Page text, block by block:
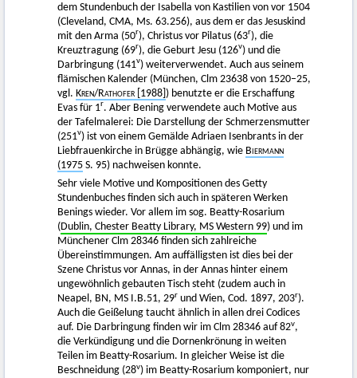
dem Stundenbuch der Isabella von Kastilien von vor 1504
(Cleveland, CMA, Ms. 63.256), aus dem er das Jesuskind
mit den Arma (50r), Christus vor Pilatus (63r), die
Kreuztragung (69r), die Geburt Jesu (126v) und die
Darbringung (141v) weiterverwendet. Auch aus seinem
flämischen Kalender (München, Clm 23638 von 1520–25,
vgl. Kren/Rathofer [1988] ) benutzte er die Erschaffung
Evas für 1r. Aber Bening verwendete auch Motive aus
der Tafelmalerei: Die Darstellung der Schmerzensmutter
(251v) ist von einem Gemälde Adriaen Isenbrants in der
Liebfrauenkirche in Brügge abhängig, wie Biermann
(1975 S. 95) nachweisen konnte.
Sehr viele Motive und Kompositionen des Getty
Stundenbuches finden sich auch in späteren Werken
Benings wieder. Vor allem im sog. Beatty-Rosarium
(Dublin, Chester Beatty Library, MS Western 99) und im
Münchener Clm 28346 finden sich zahlreiche
Übereinstimmungen. Am auffälligsten ist dies bei der
Szene Christus vor Annas, in der Annas hinter einem
ungewöhnlich gebauten Tisch steht (zudem auch in
Neapel, BN, MS I.B.51, 29r und Wien, Cod. 1897, 203r).
Auch die Geißelung taucht ähnlich in allen drei Codices
auf. Die Darbringung finden wir im Clm 28346 auf 82v,
die Verkündigung und die Dornenkrönung in weiten
Teilen im Beatty-Rosarium. In gleicher Weise ist die
Beschneidung (28v) im Beatty-Rosarium komponiert, nur